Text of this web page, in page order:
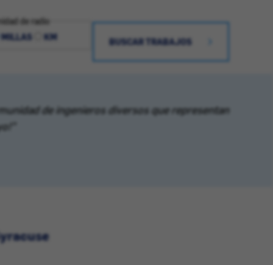
de radio
MILLAS
KM BUSCAR TRABAJOS
de ingenieros diversos que representan